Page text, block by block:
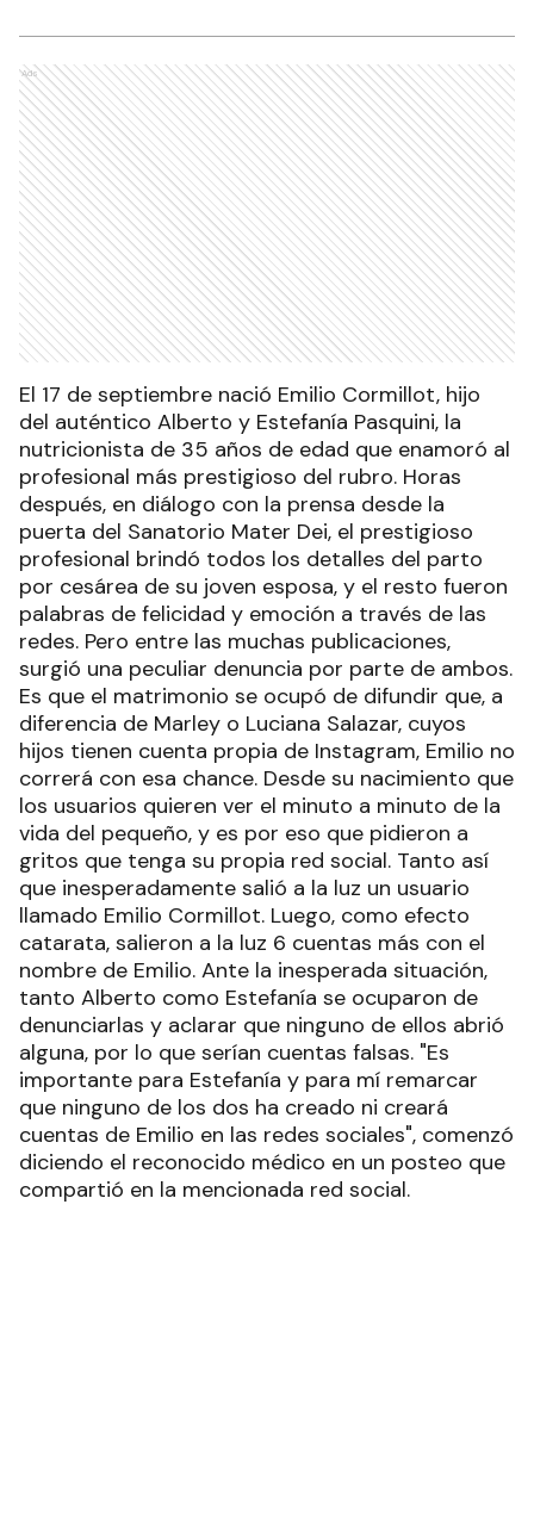
Ads
El 17 de septiembre nació Emilio Cormillot, hijo
del auténtico Alberto y Estefanía Pasquini, la
nutricionista de 35 años de edad que enamoró al
profesional más prestigioso del rubro. Horas
después, en diálogo con la prensa desde la
puerta del Sanatorio Mater Dei, el prestigioso
profesional brindó todos los detalles del parto
por cesárea de su joven esposa, y el resto fueron
palabras de felicidad y emoción a través de las
redes. Pero entre las muchas publicaciones,
surgió una peculiar denuncia por parte de ambos.
Es que el matrimonio se ocupó de difundir que, a
diferencia de Marley o Luciana Salazar, cuyos
hijos tienen cuenta propia de Instagram, Emilio no
correrá con esa chance. Desde su nacimiento que
los usuarios quieren ver el minuto a minuto de la
vida del pequeño, y es por eso que pidieron a
gritos que tenga su propia red social. Tanto así
que inesperadamente salió a la luz un usuario
llamado Emilio Cormillot. Luego, como efecto
catarata, salieron a la luz 6 cuentas más con el
nombre de Emilio. Ante la inesperada situación,
tanto Alberto como Estefanía se ocuparon de
denunciarlas y aclarar que ninguno de ellos abrió
alguna, por lo que serían cuentas falsas. "Es
importante para Estefanía y para mí remarcar
que ninguno de los dos ha creado ni creará
cuentas de Emilio en las redes sociales", comenzó
diciendo el reconocido médico en un posteo que
compartió en la mencionada red social.